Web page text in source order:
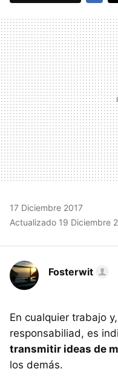
17 Diciembre 2017
Actualizado 19 Diciembre
Fosterwit
En cualquier trabajo
responsabiliad, es
transmitir ideas de
los demás.